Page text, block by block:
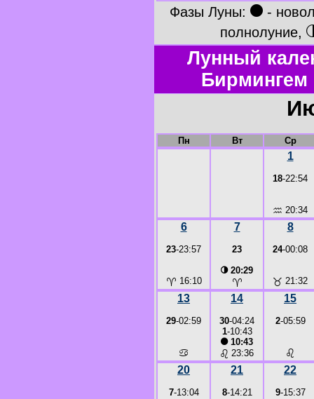
Фазы Луны: ● -
полнолуние,
Лунный
Бирмингем
Пн Вт Ср
1
18-22:54
♒ 20:34
6
23-23:57
♈ 16:10
7
23
◑20:29
♈
8
24-00:08
♉ 21:32
13
29-02:59
♋
14
30-04:24
1-10:43
●10:43
♌ 23:36
15
2-05:59
♌
20
7-13:04
21
8-14:21
22
9-15:37